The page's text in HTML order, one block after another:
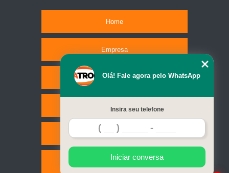
Home
Empresa
Missão
Serviços
Contato
Mapa do site
Olá! Fale agora pelo WhatsApp
Insira seu telefone
Iniciar conversa